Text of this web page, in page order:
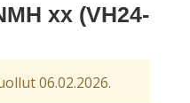
xx (VH24-
06.02.2026.